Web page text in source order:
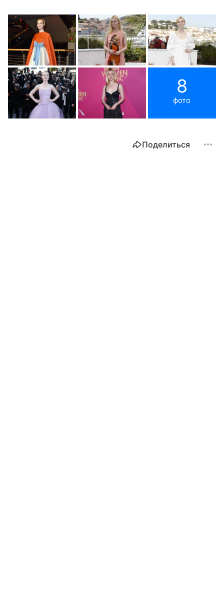
8
фото
Поделиться